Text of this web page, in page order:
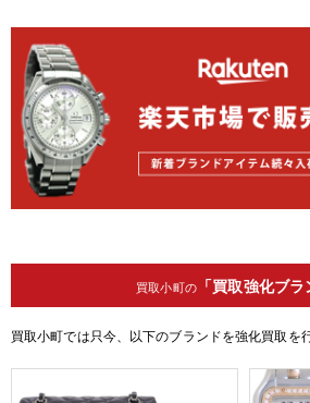
買取小町の「買取強化ブラ
買取小町では只今、以下のブランドを強化買取を